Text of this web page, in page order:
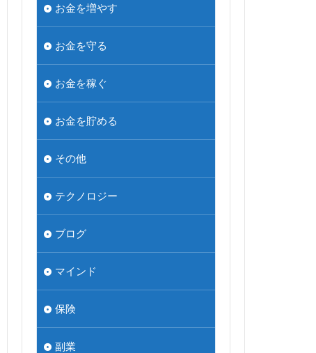
お金を増やす
お金を守る
お金を稼ぐ
お金を貯める
その他
テクノロジー
ブログ
マインド
保険
副業